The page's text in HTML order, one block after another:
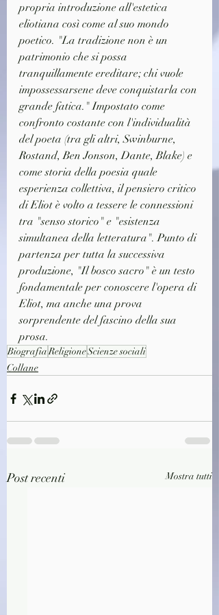
propria introduzione all'estetica
eliotiana così come al suo mondo
poetico. "La tradizione non è un
patrimonio che si possa
tranquillamente ereditare; chi vuole
impossessarsene deve conquistarla con
grande fatica." Impostato come
confronto costante con l'individualità
del poeta (tra gli altri, Swinburne,
Rostand, Ben Jonson, Dante, Blake) e
come storia della poesia quale
esperienza collettiva, il pensiero critico
di Eliot è volto a tessere le connessioni
tra "senso storico" e "esistenza
simultanea della letteratura". Punto di
partenza per tutta la successiva
produzione, "Il bosco sacro" è un testo
fondamentale per conoscere l'opera di
Eliot, ma anche una prova
sorprendente del fascino della sua
prosa.
BiografiaReligioneScienze sociali
Collane
Post recenti Mostra tutti